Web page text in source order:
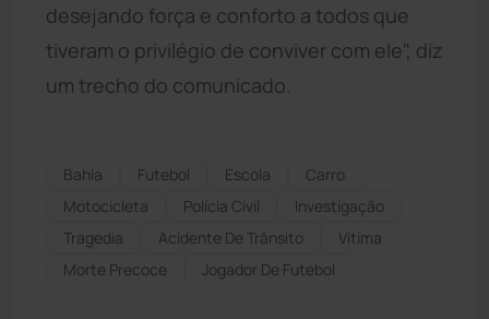
desejando força e conforto a todos que
tiveram o privilégio de conviver com ele", diz
um trecho do comunicado.
Bahia Futebol Escola
Carro
Motocicleta
Polícia Civil
Investigação
Tragedia
Acidente De Trânsito
Vítima
Morte Precoce
Jogador De Futebol